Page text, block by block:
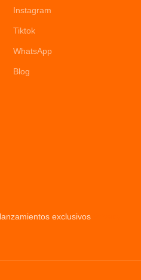
Instagram
Tiktok
WhatsApp
Blog
exclusivos